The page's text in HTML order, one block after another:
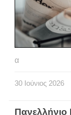
α
30 Ιούνιος 2026